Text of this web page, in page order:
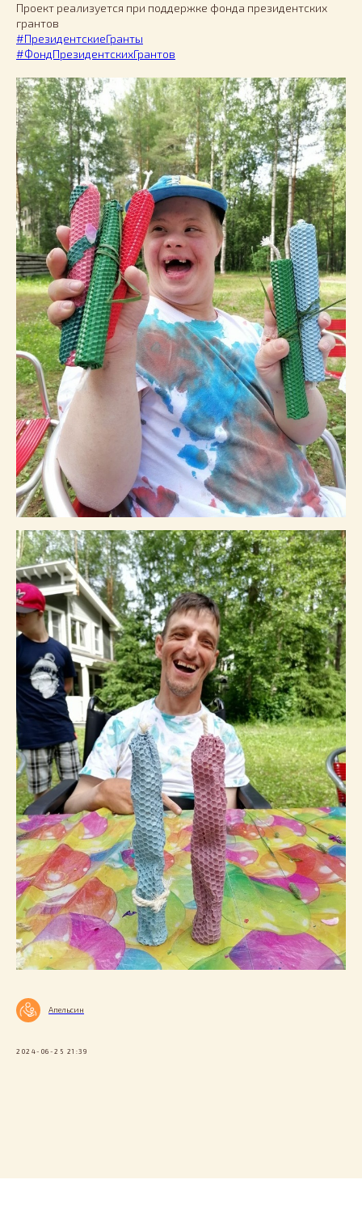
Проект реализуется при поддержке фонда президентских
грантов
#ПрезидентскиеГранты
#ФондПрезидентскихГрантов
Апельсин
2024-06-25 21:39